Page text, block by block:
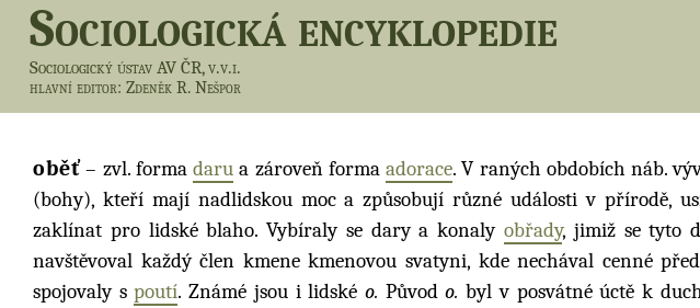
Sociologická encyklopedie
Sociologický ústav AV ČR, v.v.i.
hlavní editor: Zdeněk R. Nešpor
oběť– zvl. forma daru a zároveň forma adorace. V raných obdobích náb.
(bohy), kteří mají nadlidskou moc a způsobují různé události v přírodě,
zaklínat pro lidské blaho. Vybíraly se dary a konaly obřady, jimiž se tyto
navštěvoval každý člen kmene kmenovou svatyni, kde nechával cenné
spojovaly spoutí. Známé jsou i lidské o. Původo. byl v posvátné úctě k